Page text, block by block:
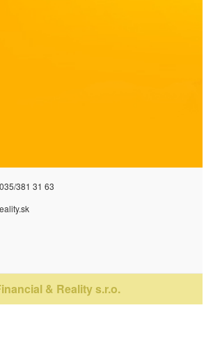
381 31 63
& Reality s.r.o.